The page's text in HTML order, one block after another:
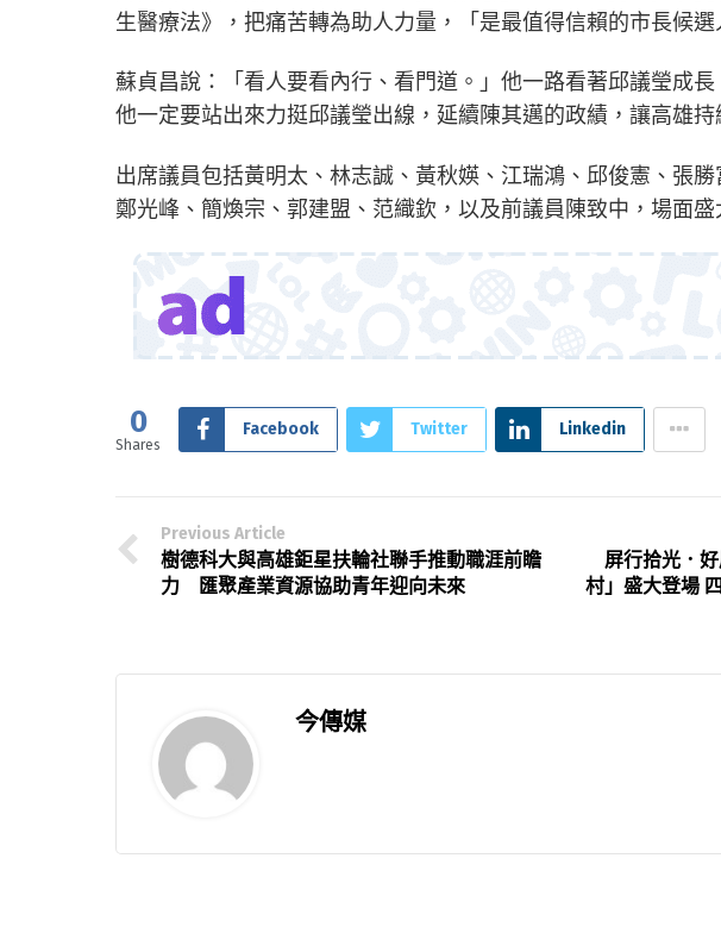
生醫療法》，把痛苦轉為助人力量，「是最值得信賴的市長候選
蘇貞昌說：「看人要看內行、看門道。」他一路看著邱議瑩成
他一定要站出來力挺邱議瑩出線，延續陳其邁的政績，讓高雄持
出席議員包括黃明太、林志誠、黃秋媖、江瑞鴻、邱俊憲、張
鄭光峰、簡煥宗、郭建盟、范織欽，以及前議員陳致中，場面盛
0
Shares
Facebook Twitter Linkedin
Previous Article
樹德科大與高雄鉅星扶輪社聯手推動職涯前瞻
力 匯聚產業資源協助青年迎向未來
屏行拾光．
村」盛大登場
今傳媒